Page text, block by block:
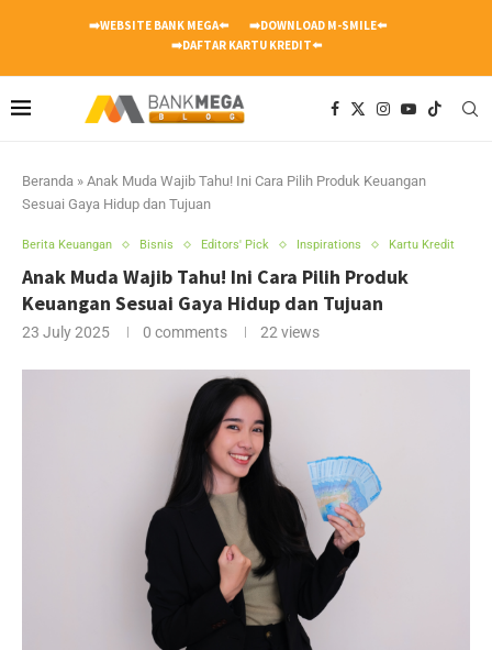
➡️WEBSITE BANK MEGA⬅️
➡️DOWNLOAD M-SMILE⬅️
➡️DAFTAR KARTU KREDIT⬅️
Beranda » Anak Muda Wajib Tahu! Ini Cara Pilih Produk Keuangan
Sesuai Gaya Hidup dan Tujuan
Berita Keuangan Bisnis Editors' Pick Inspirations Kartu Kredit
Anak Muda Wajib Tahu! Ini Cara Pilih Produk
Keuangan Sesuai Gaya Hidup dan Tujuan
23 July 2025 0 comments 22 views